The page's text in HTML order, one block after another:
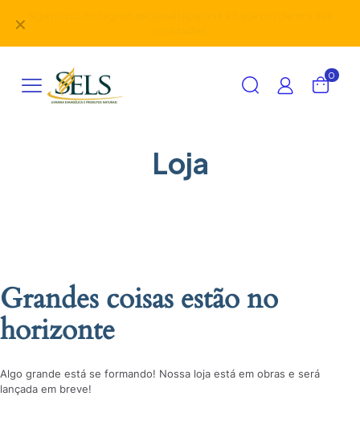
✕
0
Loja
Grandes coisas estão no
horizonte
Algo grande está se formando! Nossa loja está em obras e será
lançada em breve!